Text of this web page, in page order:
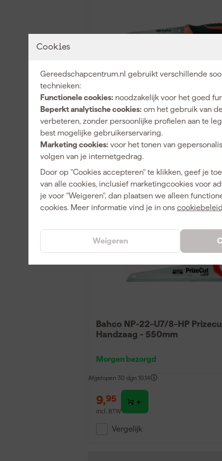
Cookies
Gereedschapcentrum.nl gebruikt verschillende
technieken:
Functionele cookies: noodzakelijk voor het goed
Beperkt analytische cookies: om het gebruik van
verbeteren, zonder persoonlijke profielen aan te
best mogelijke gebruikerservaring.
Marketing cookies: voor het tonen van
volgen van je internetgedrag.
Door op "Cookies accepteren" te klikken, geef je
van alle cookies, inclusief marketingcookies voor
je voor "Weigeren", dan plaatsen we alleen
cookies. Meer informatie vind je in ons cookiebeleid
Weigeren
- 8TPI - 160mm
Morgen bezorgd
21,63
incl. BTW
Vergelijk
Bahco NP-22-U7/8-HP
Handzaag - 550mm
Morgen bezorgd
Afgelopen 30 dgn 10,14
9,95
incl. BTW
Vergelijk